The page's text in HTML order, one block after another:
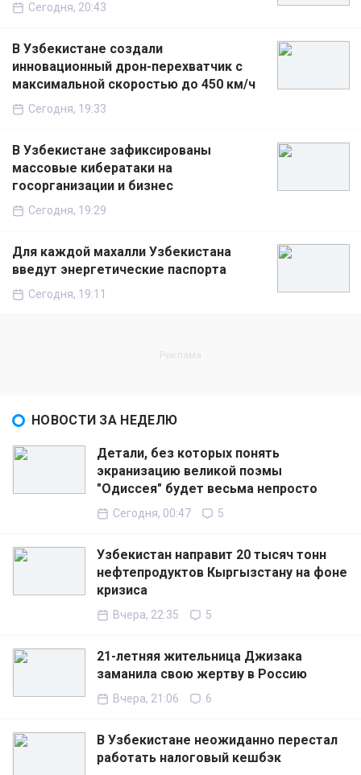
Сегодня, 20:43
В Узбекистане создали
инновационный дрон-перехватчик с
максимальной скоростью до 450 км/ч
Сегодня, 19:33
В Узбекистане зафиксированы
массовые кибератаки на
госорганизации и бизнес
Сегодня, 19:29
Для каждой махалли Узбекистана
введут энергетические паспорта
Сегодня, 19:11
НОВОСТИ ЗА НЕДЕЛЮ
Детали, без которых понять
экранизацию великой поэмы
"Одиссея" будет весьма непросто
Сегодня, 00:47 5
Узбекистан направит 20 тысяч тонн
нефтепродуктов Кыргызстану на фоне
кризиса
Вчера, 22:35 5
21-летняя жительница Джизака
заманила свою жертву в Россию
Вчера, 21:06 6
В Узбекистане неожиданно перестал
работать налоговый кешбэк